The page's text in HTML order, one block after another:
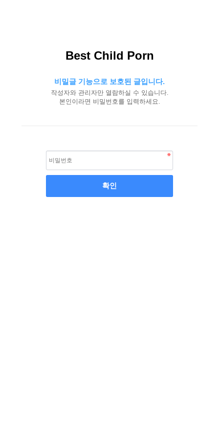
Best Child Porn
비밀글 기능으로 보호된 글입니다.
작성자와 관리자만 열람하실 수 있습니다.
본인이라면 비밀번호를 입력하세요.